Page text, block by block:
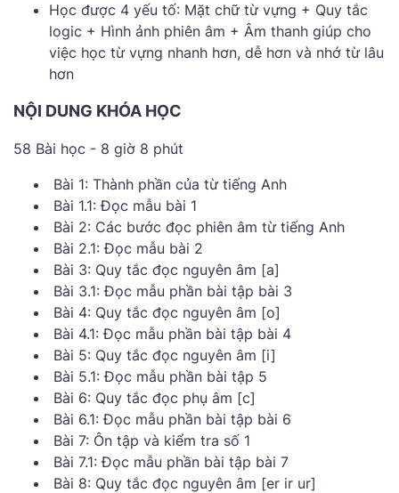
Học được 4 yếu tố: Mặt chữ từ vựng + Quy tắc
logic + Hình ảnh phiên âm + Âm thanh giúp cho
việc học từ vựng nhanh hơn, dễ hơn và nhớ từ lâu
hơn
NỘI DUNG KHÓA HỌC
58 Bài học - 8 giờ 8 phút
Bài 1: Thành phần của từ tiếng Anh
Bài 1.1: Đọc mẫu bài 1
Bài 2: Các bước đọc phiên âm từ tiếng Anh
Bài 2.1: Đọc mẫu bài 2
Bài 3: Quy tắc đọc nguyên âm [a]
Bài 3.1: Đọc mẫu phần bài tập bài 3
Bài 4: Quy tắc đọc nguyên âm [o]
Bài 4.1: Đọc mẫu phần bài tập bài 4
Bài 5: Quy tắc đọc nguyên âm [i]
Bài 5.1: Đọc mẫu phần bài tập 5
Bài 6: Quy tắc đọc phụ âm [c]
Bài 6.1: Đọc mẫu phần bài tập bài 6
Bài 7: Ôn tập và kiểm tra số 1
Bài 7.1: Đọc mẫu phần bài tập bài 7
Bài 8: Quy tắc đọc nguyên âm [er ir ur]